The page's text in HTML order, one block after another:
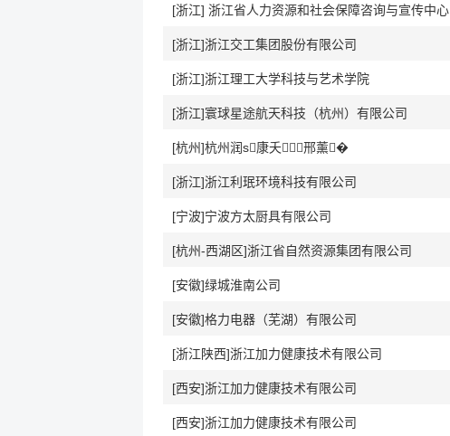
[浙江] 浙江省人力资源和社会保障咨询与宣传中心
[浙江]浙江交工集团股份有限公司
[浙江]浙江理工大学科技与艺术学院
[浙江]寰球星途航天科技（杭州）有限公司
[杭州]杭州润s康夭⒂邢薰�
[浙江]浙江利珉环境科技有限公司
[宁波]宁波方太厨具有限公司
[杭州-西湖区]浙江省自然资源集团有限公司
[安徽]绿城淮南公司
[安徽]格力电器（芜湖）有限公司
[浙江陕西]浙江加力健康技术有限公司
[西安]浙江加力健康技术有限公司
[西安]浙江加力健康技术有限公司